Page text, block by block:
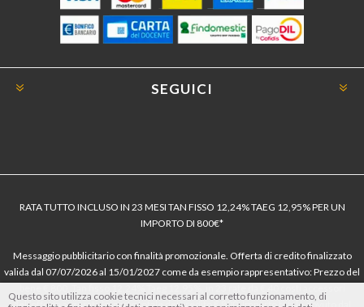
SEGUICI
RATA TUTTO INCLUSO IN 23 MESI TAN FISSO 12,24% TAEG 12,95% PER UN
IMPORTO DI 800€*
Messaggio pubblicitario con finalità promozionale. Offerta di credito finalizzato
valida dal 07/07/2026 al 15/01/2027 come da esempio rappresentativo: Prezzo del
dell’offerta azzerati. Importo totale del credito € 800. Importo totale dovuto dal
Questo sito utilizza cookie tecnici necessari al corretto funzionamento, di